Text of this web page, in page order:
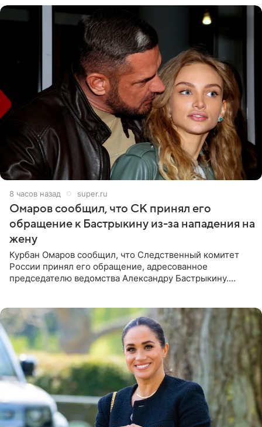
8 часов назад super.ru
Омаров сообщил, что СК принял его
обращение к Бастрыкину из-за нападения на
жену
Курбан Омаров сообщил, что Следственный комитет
России принял его обращение, адресованное
председателю ведомства Александру Бастрыкину.